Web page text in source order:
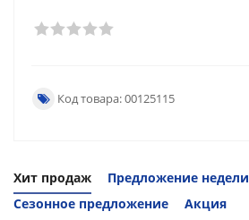
Код товара: 00125115
Хит продаж
Предложение недели
Сезонное предложение
Акция